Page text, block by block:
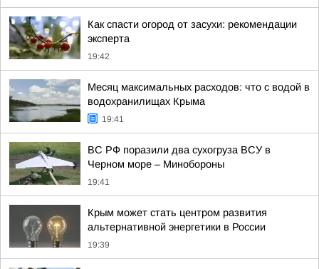
Как спасти огород от засухи: рекомендации
эксперта
19:42
Месяц максимальных расходов: что с водой в
водохранилищах Крыма
19:41
ВС РФ поразили два сухогруза ВСУ в
Черном море – Минобороны
19:41
Крым может стать центром развития
альтернативной энергетики в России
19:39